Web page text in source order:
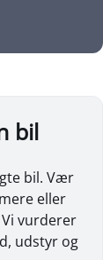
bil
bil. Vær
eller
vurderer
udstyr og